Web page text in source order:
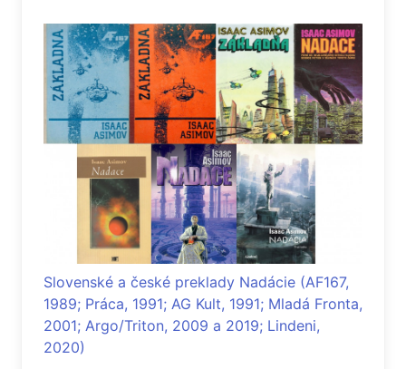
Slovenské a české preklady Nadácie (AF167,
1989; Práca, 1991; AG Kult, 1991; Mladá Fronta,
2001; Argo/Triton, 2009 a 2019; Lindeni,
2020)